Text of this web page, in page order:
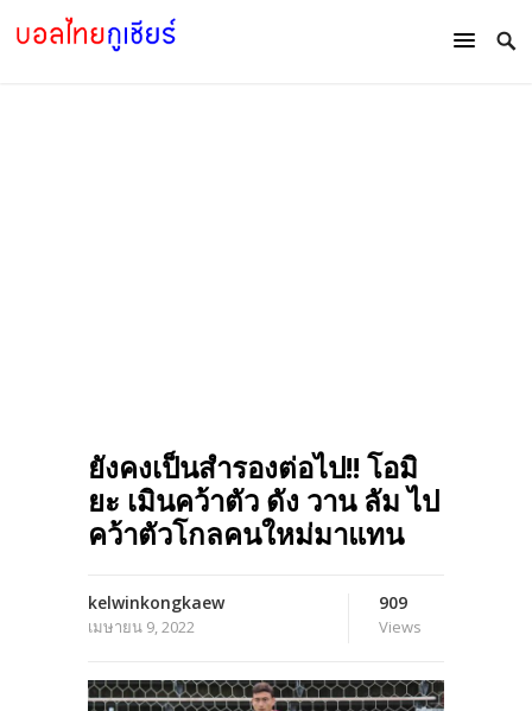
ยังคงเป็นสำรองต่อไป!! โอมิ
ยะ เมินคว้าตัว ดัง วาน ลัม ไป
คว้าตัวโกลคนใหม่มาแทน
kelwinkongkaew
เมษายน 9, 2022
909
Views